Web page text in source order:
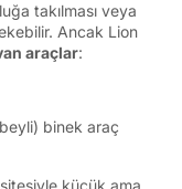
takılması veya
Ancak Lion
araçlar:
binek araç
küçük ama